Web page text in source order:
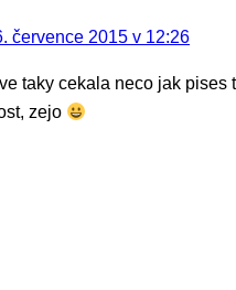
července 2015 v 12:26
taky cekala neco jak
zejo